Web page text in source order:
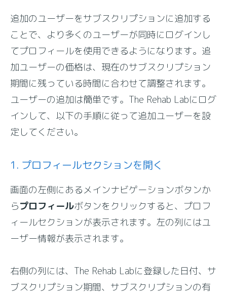
追加のユーザーをサブスクリプションに追加する
ことで、より多くのユーザーが同時にログインし
てプロフィールを使用できるようになります。追
加ユーザーの価格は、現在のサブスクリプション
期間に残っている時間に合わせて調整されます。
ユーザーの追加は簡単です。The Rehab Labにログ
インして、以下の手順に従って追加ユーザーを設
定してください。
1. プロフィールセクションを開く
画面の左側にあるメインナビゲーションボタンか
らプロフィールボタンをクリックすると、プロフ
ィールセクションが表示されます。左の列にはユ
ーザー情報が表示されます。
右側の列には、The Rehab Labに登録した日付、サ
ブスクリプション期間、サブスクリプションの有